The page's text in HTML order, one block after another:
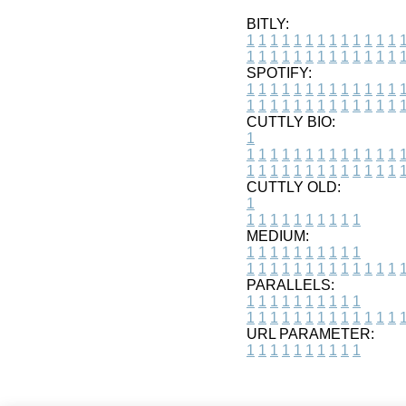
BITLY:
1 1 1 1 1 1 1 1 1 1 1 1 1 1
1 1 1 1 1 1 1 1 1 1 1 1 1 1
SPOTIFY:
1 1 1 1 1 1 1 1 1 1 1 1 1 1
1 1 1 1 1 1 1 1 1 1 1 1 1 1
CUTTLY BIO:
1
1 1 1 1 1 1 1 1 1 1 1 1 1 1
1 1 1 1 1 1 1 1 1 1 1 1 1 1
CUTTLY OLD:
1
1 1 1 1 1 1 1 1 1 1
MEDIUM:
1 1 1 1 1 1 1 1 1 1
1 1 1 1 1 1 1 1 1 1 1 1 1 1
PARALLELS:
1 1 1 1 1 1 1 1 1 1
1 1 1 1 1 1 1 1 1 1 1 1 1 1
URL PARAMETER:
1 1 1 1 1 1 1 1 1 1